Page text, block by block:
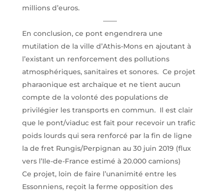
millions d’euros.
——
En conclusion, ce pont engendrera une
mutilation de la ville d’Athis-Mons en ajoutant à
l’existant un renforcement des pollutions
atmosphériques, sanitaires et sonores. Ce projet
pharaonique est archaïque et ne tient aucun
compte de la volonté des populations de
privilégier les transports en commun. Il est clair
que le pont/viaduc est fait pour recevoir un trafic
poids lourds qui sera renforcé par la fin de ligne
la de fret Rungis/Perpignan au 30 juin 2019 (flux
vers l’Ile-de-France estimé à 20.000 camions)
Ce projet, loin de faire l’unanimité entre les
Essonniens, reçoit la ferme opposition des